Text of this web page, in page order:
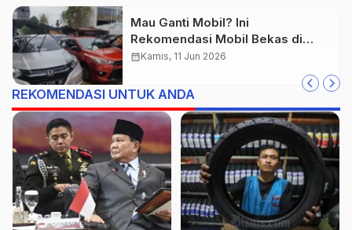
Mau Ganti Mobil? Ini
Rekomendasi Mobil Bekas di
Jambi dengan Cicilan Mulai Rp 2
calendar_monthKamis, 11 Jun 2026
REKOMENDASI UNTUK ANDA